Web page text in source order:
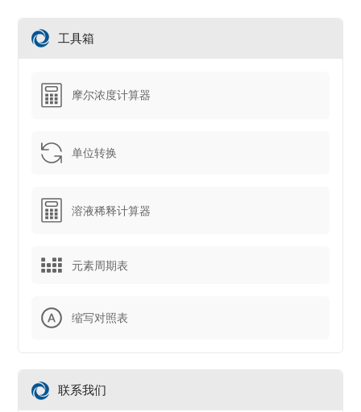
工具箱
摩尔浓度计算器
单位转换
溶液稀释计算器
元素周期表
缩写对照表
联系我们